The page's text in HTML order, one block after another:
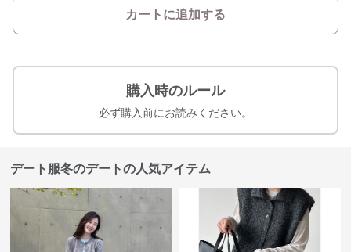
カートに追加する
購入時のルール
必ず購入前にお読みください。
デート服冬のデートの人気アイテム